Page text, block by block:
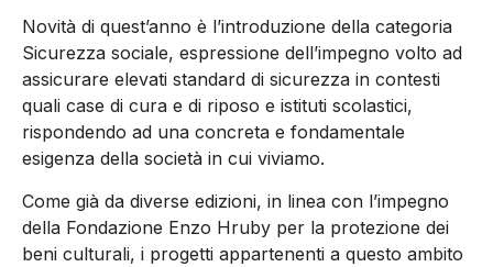
Novità di quest’anno è l’introduzione della categoria
Sicurezza sociale, espressione dell’impegno volto ad
assicurare elevati standard di sicurezza in contesti
quali case di cura e di riposo e istituti scolastici,
rispondendo ad una concreta e fondamentale
esigenza della società in cui viviamo.
Come già da diverse edizioni, in linea con l’impegno
della Fondazione Enzo Hruby per la protezione dei
beni culturali, i progetti appartenenti a questo ambito